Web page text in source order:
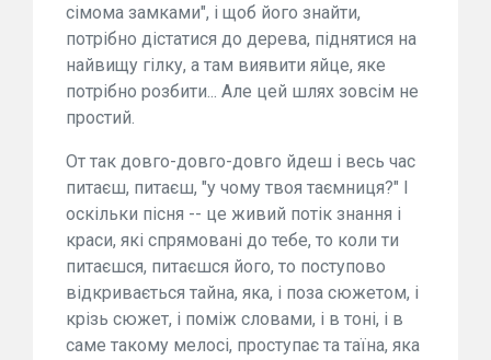
сімома замками", і щоб його знайти,
потрібно дістатися до дерева, піднятися на
найвищу гілку, а там виявити яйце, яке
потрібно розбити... Але цей шлях зовсім не
простий.
От так довго-довго-довго йдеш і весь час
питаєш, питаєш, "у чому твоя таємниця?" І
оскільки пісня -- це живий потік знання і
краси, які спрямовані до тебе, то коли ти
питаєшся, питаєшся його, то поступово
відкривається тайна, яка, і поза сюжетом, і
крізь сюжет, і поміж словами, і в тоні, і в
саме такому мелосі, проступає та таїна, яка